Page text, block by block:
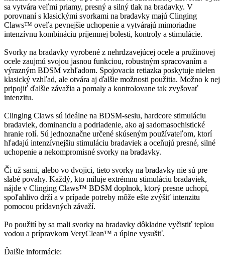
sa vytvára veľmi priamy, presný a silný tlak na bradavky. V
porovnaní s klasickými svorkami na bradavky majú Clinging
Claws™ oveľa pevnejšie uchopenie a vytvárajú mimoriadne
intenzívnu kombináciu príjemnej bolesti, kontroly a stimulácie.
Svorky na bradavky vyrobené z nehrdzavejúcej ocele a pružinovej
ocele zaujmú svojou jasnou funkciou, robustným spracovaním a
výrazným BDSM vzhľadom. Spojovacia retiazka poskytuje nielen
klasický vzhľad, ale otvára aj ďalšie možnosti použitia. Možno k nej
pripojiť ďalšie závažia a pomaly a kontrolovane tak zvyšovať
intenzitu.
Clinging Claws sú ideálne na BDSM-sesiu, hardcore stimuláciu
bradaviek, dominanciu a podriadenie, ako aj sadomasochistické
hranie rolí. Sú jednoznačne určené skúseným používateľom, ktorí
hľadajú intenzívnejšiu stimuláciu bradaviek a oceňujú presné, silné
uchopenie a nekompromisné svorky na bradavky.
Či už sami, alebo vo dvojici, tieto svorky na bradavky nie sú pre
slabé povahy. Každý, kto miluje extrémnu stimuláciu bradaviek,
nájde v Clinging Claws™ BDSM doplnok, ktorý presne uchopí,
spoľahlivo drží a v prípade potreby môže ešte zvýšiť intenzitu
pomocou prídavných závaží.
Po použití by sa mali svorky na bradavky dôkladne vyčistiť teplou
vodou a prípravkom VeryClean™ a úplne vysušiť.
Ďalšie informácie: